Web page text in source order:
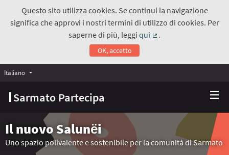
Questo sito utilizza cookies. Se continui la navigazione
significa che approvi i nostri termini di utilizzo di cookies. Per
saperne di più, leggiqui
.
OK, accetto
Sarmato Partecipa
Italiano Choose language
Il nuovo Salunёi
Uno spazio polivalente e sostenibile per la comunità di Sarmato